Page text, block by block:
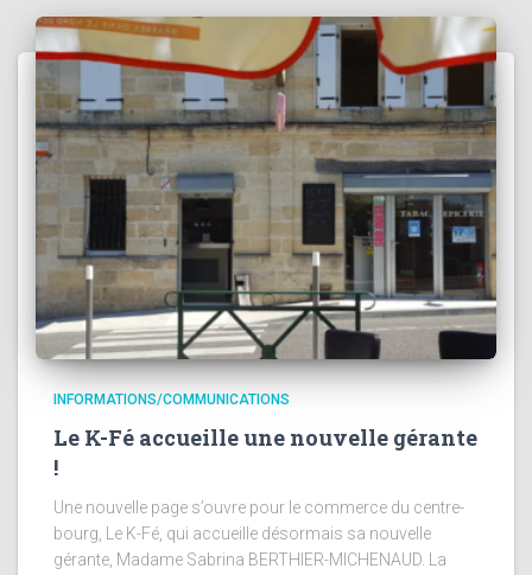
INFORMATIONS/COMMUNICATIONS
Le K-Fé accueille une nouvelle gérante
!
Une nouvelle page s’ouvre pour le commerce du centre-
bourg, Le K-Fé, qui accueille désormais sa nouvelle
gérante, Madame Sabrina BERTHIER-MICHENAUD. La